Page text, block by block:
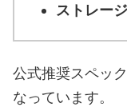
ストレー
公式推奨スペッ
なっています。